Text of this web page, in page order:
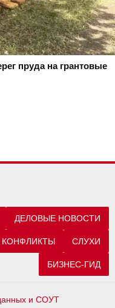
пруда на грантовые
ДЕЛОВЫЕ НОВОСТИ
КОНФЛИКТЫ СЛУХИ
БИЗНЕС-ГИД
и СОУТ